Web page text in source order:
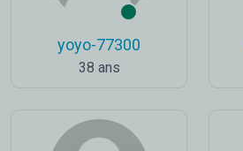
yoyo-77300
38 ans